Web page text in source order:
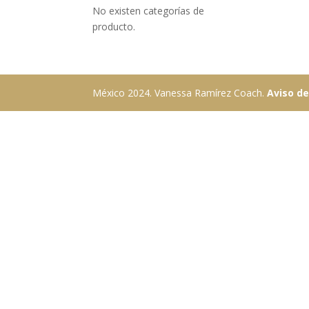
No existen categorías de
producto.
México 2024. Vanessa Ramírez Coach.Aviso